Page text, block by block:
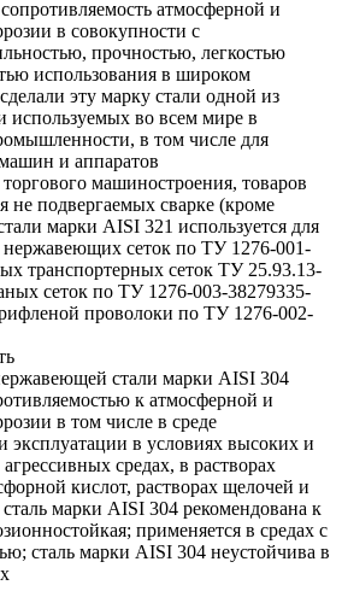
атмосферной и
в совокупности с
прочностью, легкостью
использования в широком
эту марку стали одной из
во всем мире в
в том числе для
и аппаратов
машиностроения, товаров
не подвергаемых сварке (кроме
марки AISI 321 используется для
нержавеющих сеток по ТУ 1276-001-
транспортерных сеток ТУ 25.93.13-
сеток по ТУ 1276-003-38279335-
проволоки по ТУ 1276-002-
стали марки AISI 304
к атмосферной и
в том числе в среде
эксплуатации в условиях высоких и
средах, в растворах
кислот, растворах щелочей и
марки AISI 304 рекомендована к
применяется в средах с
сталь марки AISI 304 неустойчива в